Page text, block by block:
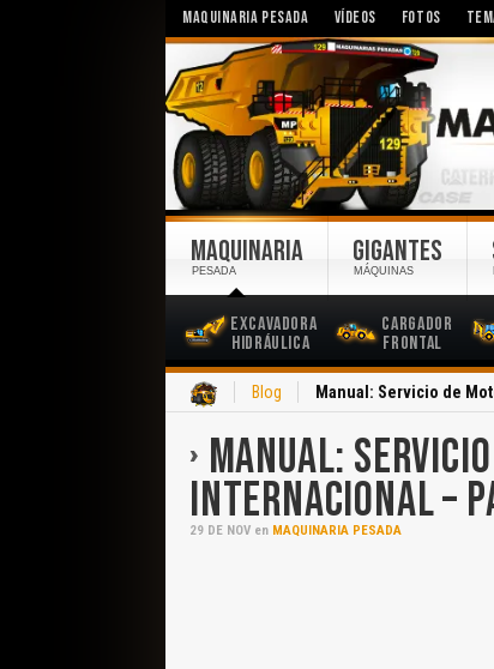
MAQUINARIA PESADA VÍDEOS FOTOS
MAQUINARIA
PESADA
Excavadora
Hidráulica
Cargador
Frontal
GIGANTES
MÁQUINAS
Blog Manual: Servicio de
MANUAL:
INTERNACIONAL –
29 DE NOV en MAQUINARIA PESADA